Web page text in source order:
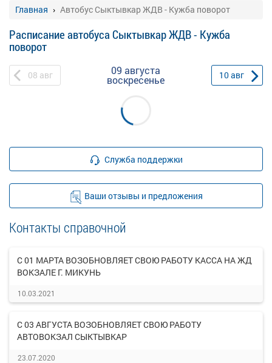
Главная Автобус Сыктывкар ЖДВ - Кужба поворот
Расписание автобуса Сыктывкар ЖДВ - Кужба
поворот
08 авг 09 августа
воскресенье 10авг
Служба поддержки
Ваши отзывы и предложения
Контакты справочной
С 01 МАРТА ВОЗОБНОВЛЯЕТ СВОЮ РАБОТУ КАССА НА ЖД
ВОКЗАЛЕ Г. МИКУНЬ
10.03.2021
С 03 АВГУСТА ВОЗОБНОВЛЯЕТ СВОЮ РАБОТУ
АВТОВОКЗАЛ СЫКТЫВКАР
23.07.2020